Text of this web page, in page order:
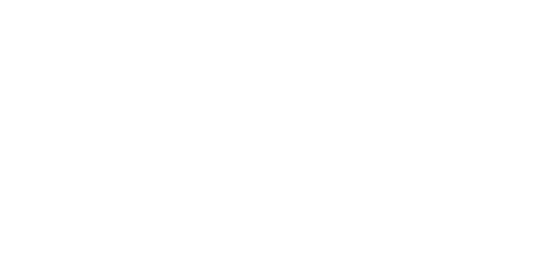
y sucedieron otros acontecimientos difíciles
familiar, se acercó demasiado, pronunciaba unas